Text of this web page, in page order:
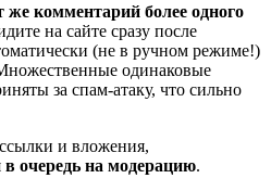
же комментарий более одного
на сайте сразу после
(не в ручном режиме!)
одинаковые
за спам-атаку, что сильно
и вложения,
в очередь на модерацию.